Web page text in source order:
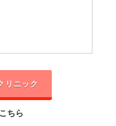
リニック
ちら